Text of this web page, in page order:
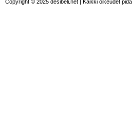
Copyright © 2025 desibeli.net | Kaikki oikeudet